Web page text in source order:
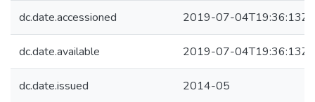
dc.date.accessioned 2019-07-04T19:36:13Z
dc.date.available 2019-07-04T19:36:13Z
dc.date.issued 2014-05